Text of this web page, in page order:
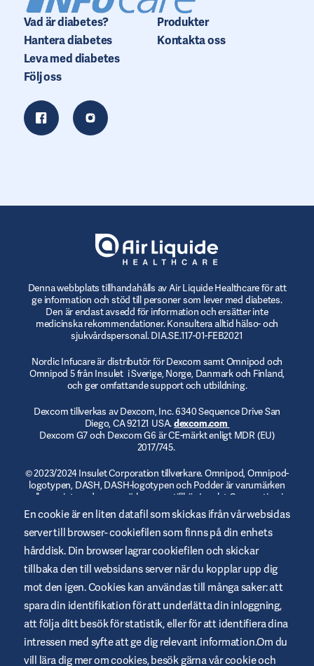
Vad är diabetes?
Hantera diabetes
Leva med diabetes
Produkter
Kontakta oss
Följ oss
Denna webbplats tillhandahålls av Air Liquide Healthcare för att
ge information och stöd till personer som lever med diabetes.
Den är endast avsedd för information och ersätter inte
medicinska rekommendationer. Konsultera alltid hälso- och
sjukvårdspersonal. DIA.SE.117-01-FEB2021
Nordic Infucare är distributör för Dexcom samt Omnipod och
Omnipod 5 från Insulet i Sverige, Norge, Danmark och Finland,
och ger omfattande support och utbildning.
Dexcom tillverkas av Dexcom, Inc. 6340 Sequence Drive San
Diego, CA 92121 USA.dexcom.com
Dexcom G7 och Dexcom G6 är CE-märkt enligt MDR (EU)
2017/745.
© 2023/2024 Insulet Corporation tillverkare. Omnipod, Omnipod-
logotypen, DASH, DASH-logotypen och Podder är varumärken
eller registrerade varumärken som tillhör Insulet Corporation i
USA och andra jurisdiktioner.myomnipod.com . Omnipod DASH
och Omnipod 5 är CE-märkta enligt MDR (EU) 2017/745.
Allmänna Användarvillkor
Integritetspolicy
Cookies
En cookie är en liten datafil som skickas ifrån vår websidas
server till browser- cookiefilen som finns på din enhets
hårddisk. Din browser lagrar cookiefilen och skickar
tillbaka den till websidans server när du kopplar upp dig
mot den igen. Cookies kan användas till många saker: att
spara din identifikation för att underlätta din inloggning,
att följa ditt besök för statistik, eller för att identifiera dina
intressen med syfte att ge dig relevant information.Om du
vill lära dig mer om cookies, besök gärna vår cookie och